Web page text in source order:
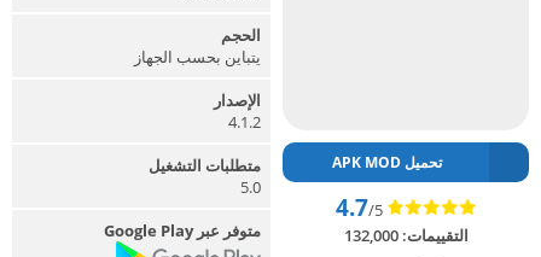
تحميل APK MOD
4.7/5
التقييمات:132,000
الحجم
يتباين بحسب الجهاز
الإصدار
4.1.2
متطلبات التشغيل
5.0
متوفر عبر Google Play